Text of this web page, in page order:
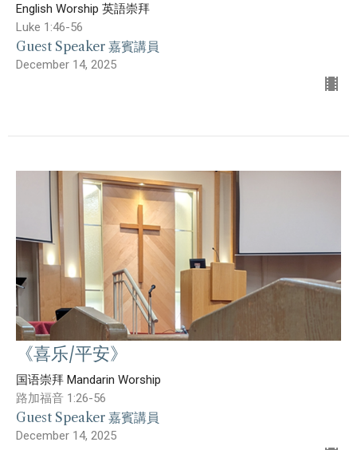
English Worship 英語崇拜
Luke 1:46-56
Guest Speaker 嘉賓講員
December 14, 2025
《喜乐/平安》
国语崇拜 Mandarin Worship
路加福音 1:26-56
Guest Speaker 嘉賓講員
December 14, 2025